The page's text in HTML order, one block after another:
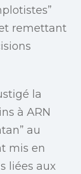
remettant
la
à ARN
au
mis en
liées aux